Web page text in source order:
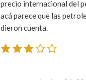
precio internacional del
acá parece que las
dieron cuenta.